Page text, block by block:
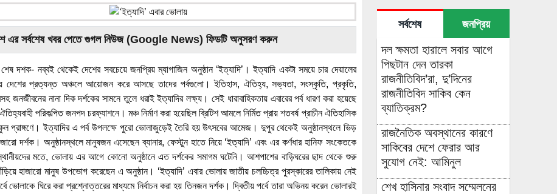
এর সর্বশেষ খবর পেতে গুগল নিউজ (Google News) ফিডটি অনুসরণ করুন
শেষ দশক- নব্বই থেকেই দেশের সবচেয়ে জনপ্রিয় ম্যাগাজিন অনুষ্ঠান ‘ইত্যাদি’। ইত্যাদি একটা সময়ে চার দেয়ালের
দেশের প্রত্যন্ত অঞ্চলে আয়োজন করে আসছে তাদের পর্বগুলো। ইতিহাস, ঐতিহ্য, সভ্যতা, সংস্কৃতি, প্রকৃতি,
জনজীবনের নানা দিক দর্শকের সামনে তুলে ধরাই ইত্যাদির লক্ষ্য। সেই ধারাবাহিকতায় এবারের পর্ব ধারণ করা হয়েছে
পরিকল্পিত জনপদ চরফ্যাশনে। মঞ্চ নির্মাণ করা হয়েছিল ব্রিটিশ আমলে নির্মিত প্রায় শতবর্ষ প্রাচীন ঐতিহাসিক
প্রাঙ্গণে। ইত্যাদির এ পর্ব উপলক্ষে পুরো ভোলাজুড়েই তৈরি হয় উৎসবের আমেজ। দুপুর থেকেই অনুষ্ঠানস্থলে ভিড়
দর্শক। অনুষ্ঠানস্থলে মানুষজন এসেছেন ব্যানার, ফেস্টুন হাতে নিয়ে ‘ইত্যাদি’ এবং এর কর্ণধার হানিফ সংকেতকে
মতে, ভোলায় এর আগে কোনো অনুষ্ঠানে এত দর্শকের সমাগম ঘটেনি। আশপাশের বাড়িঘরের ছাদ থেকে শুরু
হাজারো মানুষ উপভোগ করেছেন এ অনুষ্ঠান। ‘ইত্যাদি’ এবার ভোলায় জাতীয় চলচ্চিত্র পুরস্কারের তালিকায় নেই
ভোলাকে ঘিরে করা প্রশ্নোত্তরের মাধ্যমে নির্বাচন করা হয় তিনজন দর্শক। দ্বিতীয় পর্বে তারা অভিনয় করেন ভোলারই
সর্বশেষ জনপ্রিয়
দল ক্ষমতা হারালে সবার আগে
পিছটান দেন তারকা
রাজনীতিবিদ’রা, দু’দিনের
রাজনীতিবিদ সাকিব কেন
ব্যাতিক্রম?
রাজনৈতিক অবস্থানের কারণে
সাকিবের দেশে ফেরার আর
সুযোগ নেই: আমিনুল
শেখ হাসিনার সংবাদ সম্মেলনের